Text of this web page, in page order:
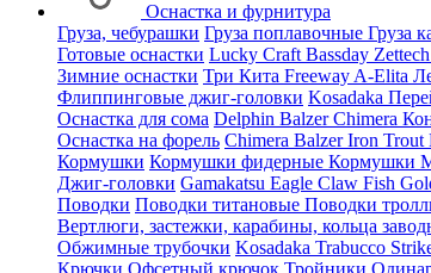
Оснастка и фурнитура
Груза, чебурашки Груза поплавочные Груза
Готовые оснастки Lucky Craft Bassday Zettech
Зимние оснастки Три Кита Freeway A-Elita
Флиппинговые джиг-головки Kosadaka
Оснастка для сома Delphin BalzerChimera
Оснастка на форель Chimera BalzerIron Trout
Кормушки Кормушки фидерные Кормушки
Джиг-головки Gamakatsu Eagle Claw Fish
Поводки Поводки титановые Поводки
Вертлюги, застежки, карабины, кольца
Обжимные трубочки Kosadaka Trabucco
Крючки Офсетный крючок Тройники